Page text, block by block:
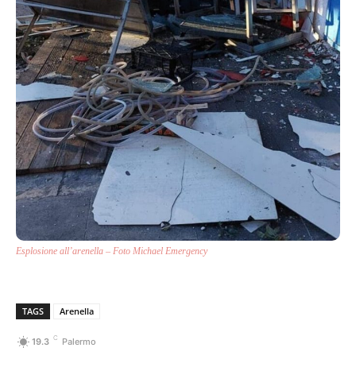
Esplosione all’arenella – Foto Michael Emergency
TAGS Arenella
19.3 C Palermo